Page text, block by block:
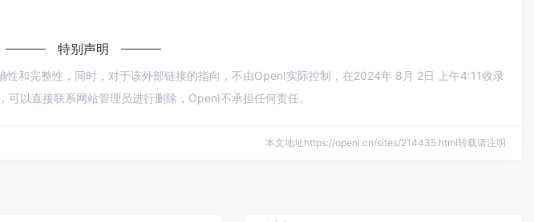
特别声明
和完整性，同时，对于该外部链接的指向，不由OpenI实际控制，在2024年 8月 2日 上午4:11收录
以直接联系网站管理员进行删除，OpenI不承担任何责任。
本文地址https://openi.cn/sites/214435.html转载请注明